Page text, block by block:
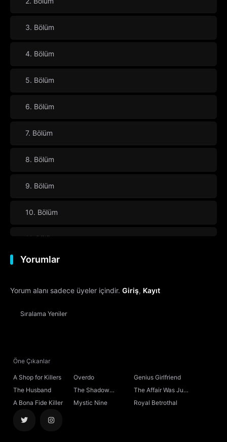
3. Bölüm
4. Bölüm
5. Bölüm
6. Bölüm
7. Bölüm
8. Bölüm
9. Bölüm
10. Bölüm
11. Bölüm
12. Bölüm
13. Bölüm
14. Bölüm
Yorumlar
Yorum alanı sadece üyeler içindir. Giriş, Kayıt
Sıralama Yeniler
Öne Çıkanlar
A Shop for Killers Overdo
Genius Girlfriend
The Husband
The Shadow
Sovereign
The Affair Was Just
the Beginning
A Bona Fide Killer Mystic Nine Royal Betrothal